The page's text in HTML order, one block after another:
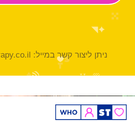
ניתן ליצור קשר במייל: tali@stylingtherapy.co.il